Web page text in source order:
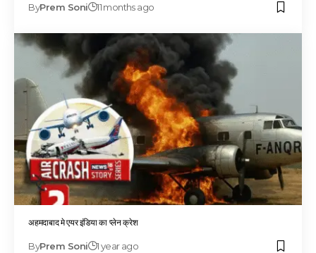
ByPrem Soni 11 months ago
अहमदाबाद मे एयर इंडिया का प्लेन क्रेश
ByPrem Soni 1 year ago